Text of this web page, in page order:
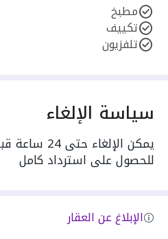
مطبخ
تكييف
تلفزيون
سياسة الإلغاء
يمكن
للحصول على استرداد كامل
الإبلاغ عن العقار